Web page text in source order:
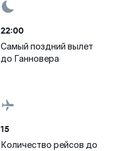
22:00
Самый поздний вылет
до Ганновера
15
Количество рейсов до